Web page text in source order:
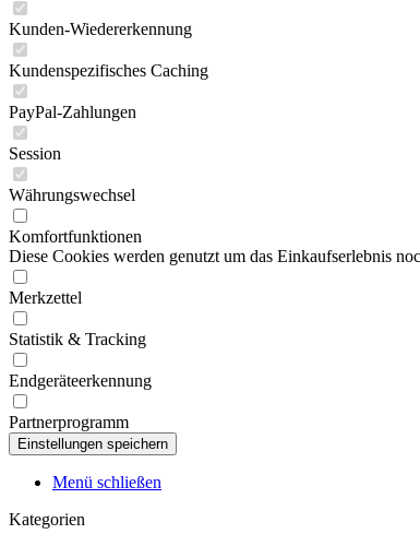
Kunden-Wiedererkennung
Kundenspezifisches Caching
PayPal-Zahlungen
Session
Währungswechsel
Komfortfunktionen
Diese Cookies werden genutzt um das Einkaufserlebnis
Merkzettel
Statistik & Tracking
Endgeräteerkennung
Partnerprogramm
Menü schließen
Kategorien